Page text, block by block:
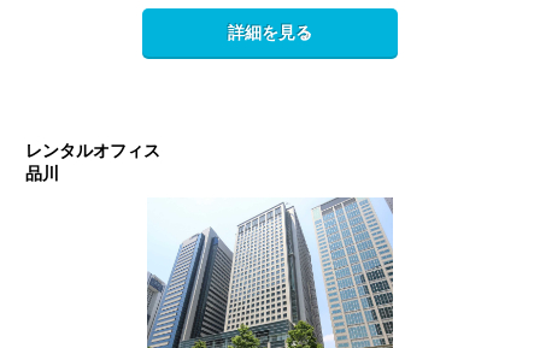
詳細を見る
レンタルオフィス
品川